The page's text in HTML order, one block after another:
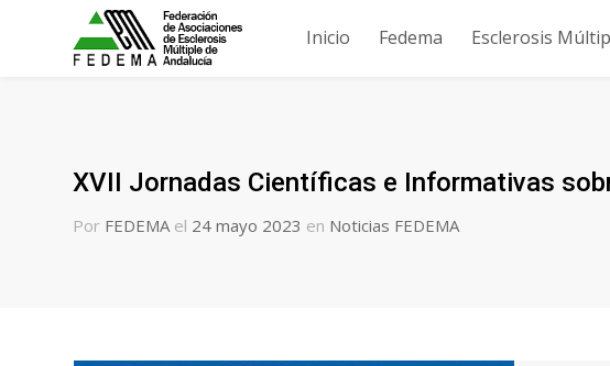
Inicio Fedema Esclerosis
XVII Jornadas Científicas e Informativas
Por FEDEMA el 24 mayo 2023 en Noticias FEDEMA